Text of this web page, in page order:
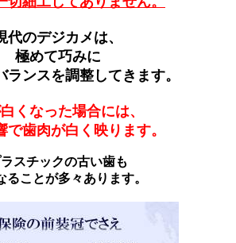
代のデジカメは、
極めて巧みに
ランスを調整してきます。
くなった場合には、
で歯肉が白く映ります。
スチックの古い歯も
ることが多々あります。